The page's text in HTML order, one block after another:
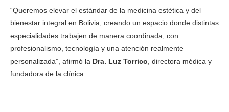
“Queremos elevar el estándar de la medicina estética y del
bienestar integral en Bolivia, creando un espacio donde distintas
especialidades trabajen de manera coordinada, con
profesionalismo, tecnología y una atención realmente
personalizada”, afirmó la Dra. Luz Torrico , directora médica y
fundadora de la clínica.